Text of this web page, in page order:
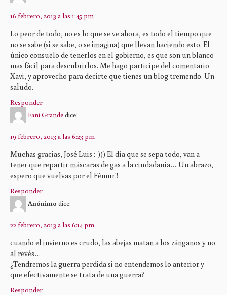
16 febrero, 2013 a las 1:45 pm
Lo peor de todo, no es lo que se ve ahora, es todo el tiempo que
no se sabe (si se sabe, o se imagina) que llevan haciendo esto. El
único consuelo de tenerlos en el gobierno, es que son un blanco
mas fácil para descubrirlos. Me hago participe del comentario
Xavi, y aprovecho para decirte que tienes un blog tremendo. Un
saludo.
Responder
Fani Grandedice:
19 febrero, 2013 a las 6:23 pm
Muchas gracias, José Luis :-))) El día que se sepa todo, van a
tener que repartir máscaras de gas a la ciudadanía… Un abrazo,
espero que vuelvas por el Fémur!!
Responder
Anónimo dice:
22 febrero, 2013 a las 6:14 pm
cuando el invierno es crudo, las abejas matan a los zánganos y no
al revés…
¿Tendremos la guerra perdida si no entendemos lo anterior y
que efectivamente se trata de una guerra?
Responder